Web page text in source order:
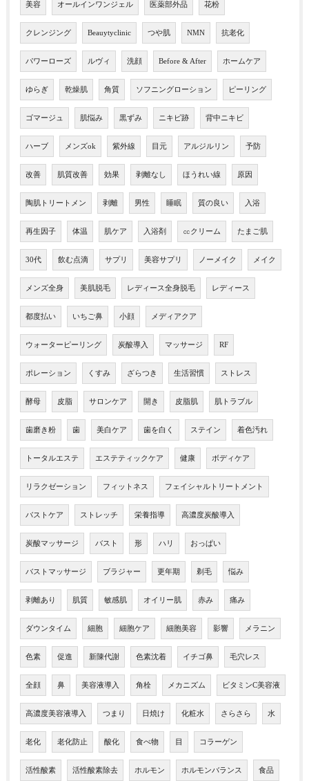
美容 オールインワンジェル 医薬部外品 花粉
クレンジング Beauytyclinic つや肌 NMN 抗老化
パワーローズ ルヴィ 洗顔 Before & After ホームケア
ゆらぎ 乾燥肌 角質 ソフニングローション ピーリング
ゴマージュ 肌悩み 黒ずみ ニキビ跡 背中ニキビ
ハーブ メンズok 紫外線 目元 アルジルリン 予防
改善 肌質改善 効果 剥離なし ほうれい線 原因
陶肌トリートメン 剥離 男性 睡眠 質の良い 入浴
再生因子 体温 肌ケア 入浴剤 ㏄クリーム たまご肌
30代 飲む点滴 サプリ 美容サプリ ノーメイク メイク
メンズ全身 美肌脱毛 レディース全身脱毛 レディース
都度払い いちご鼻 小顔 メディアクア
ウォーターピーリング 炭酸導入 マッサージ RF
ポレーション くすみ ざらつき 生活習慣 ストレス
酵母 皮脂 サロンケア 開き 皮脂肌 肌トラブル
歯磨き粉 歯 美白ケア 歯を白く ステイン 着色汚れ
トータルエステ エステティックケア 健康 ボディケア
リラクゼーション フィットネス フェイシャルトリートメント
バストケア ストレッチ 栄養指導 高濃度炭酸導入
炭酸マッサージ バスト 形 ハリ おっぱい
バストマッサージ ブラジャー 更年期 剃毛 悩み
剥離あり 肌質 敏感肌 オイリー肌 赤み 痛み
ダウンタイム 細胞 細胞ケア 細胞美容 影響 メラニン
色素 促進 新陳代謝 色素沈着 イチゴ鼻 毛穴レス
全顔 鼻 美容液導入 角栓 メカニズム ビタミンC美容液
高濃度美容液導入 つまり 日焼け 化粧水 さらさら 水
老化 老化防止 酸化 食べ物 目 コラーゲン
活性酸素 活性酸素除去 ホルモン ホルモンバランス 食品